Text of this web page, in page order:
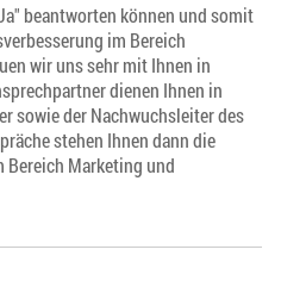
beantworten können und somit
im Bereich
wir uns sehr mit Ihnen in
dienen Ihnen in
sowie der Nachwuchsleiter des
stehen Ihnen dann die
Bereich Marketing und